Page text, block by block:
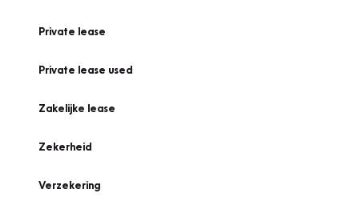
Private lease
Private lease used
Zakelijke lease
Zekerheid
Verzekering